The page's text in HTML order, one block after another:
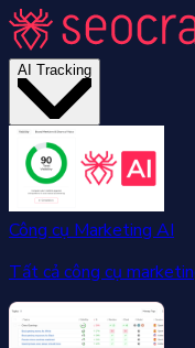
AI Tracking
Công cụ Marketing AI
Tất cả công cụ